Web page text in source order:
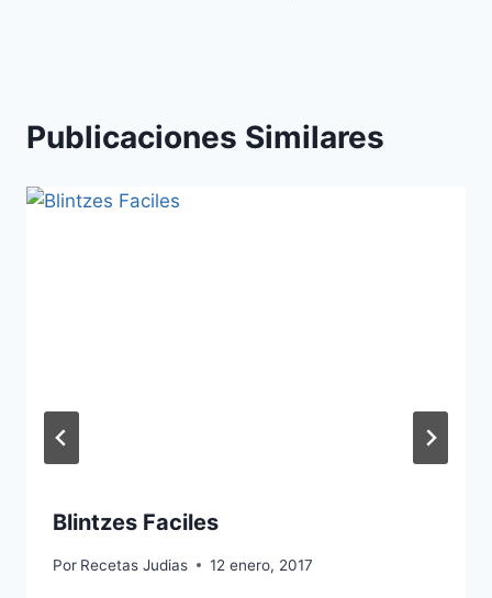
Publicaciones Similares
Blintzes Faciles
Por Recetas Judias 12 enero, 2017